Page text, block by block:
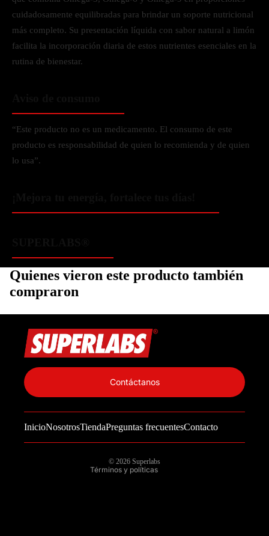
cuidadosamente equilibradas para brindar un soporte nutricional
más completo. Su presentación líquida con sabor natural a limón
facilita la incorporación diaria de estos nutrientes esenciales en la
rutina de bienestar.
“Este producto no es un medicamento. El consumo de este
producto es responsabilidad de quien lo recomienda y de quien
lo usa”.
Quienes vieron este producto también
compraron
InicioNosotrosTiendaPreguntas frecuentesContacto
Contáctanos
© 2026 Superlabs
Términos y políticas
Información de contacto
Política de reembolso
Términos del servicio
Política de envío